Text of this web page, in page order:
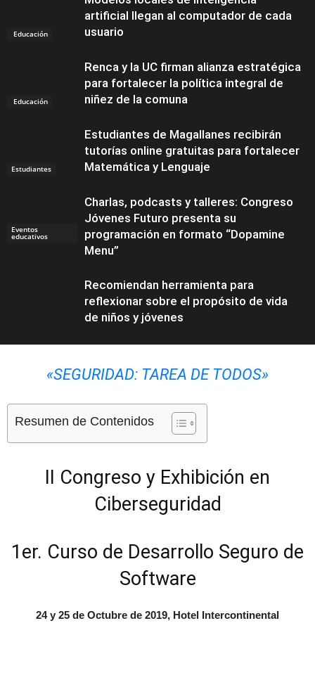
Educación
artificial llegan al computador de cada
usuario
Educación
Renca y la UC firman alianza estratégica
para fortalecer la política integral de
niñez de la comuna
Estudiantes
Estudiantes de Magallanes recibirán
tutorías online gratuitas para fortalecer
Matemática y Lenguaje
Eventos
educativos
Charlas, podcasts y talleres: Congreso
Jóvenes Futuro presenta su
programación en formato “Dopamine
Menu”
Recomiendan herramienta para
reflexionar sobre el propósito de vida
de niños y jóvenes
«SEGURIDAD: TAREA DE TODOS»
Resumen de Contenidos
II Congreso y Exhibición en
Ciberseguridad
1er. Curso de Desarrollo Seguro de
Software
24 y 25 de Octubre de 2019, Hotel Intercontinental